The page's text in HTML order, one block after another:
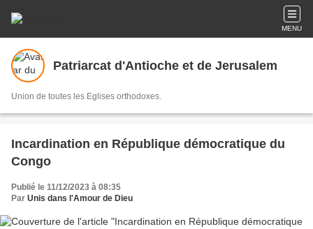
MENU
Patriarcat d'Antioche et de Jerusalem
Union de toutes les Eglises orthodoxes.
Incardination en République démocratique du
Congo
Publié le 11/12/2023 à 08:35
Par Unis dans l'Amour de Dieu